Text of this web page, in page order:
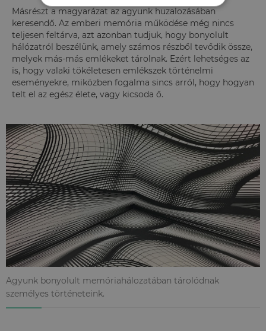
Másrészt a magyarázat az agyunk huzalozásában
keresendő. Az emberi memória működése még nincs
teljesen feltárva, azt azonban tudjuk, hogy bonyolult
hálózatról beszélünk, amely számos részből tevődik össze,
melyek más-más emlékeket tárolnak. Ezért lehetséges az
is, hogy valaki tökéletesen emlékszek történelmi
eseményekre, miközben fogalma sincs arról, hogy hogyan
telt el az egész élete, vagy kicsoda ő.
Agyunk bonyolult memóriahálozatában tárolódnak
személyes történeteink.